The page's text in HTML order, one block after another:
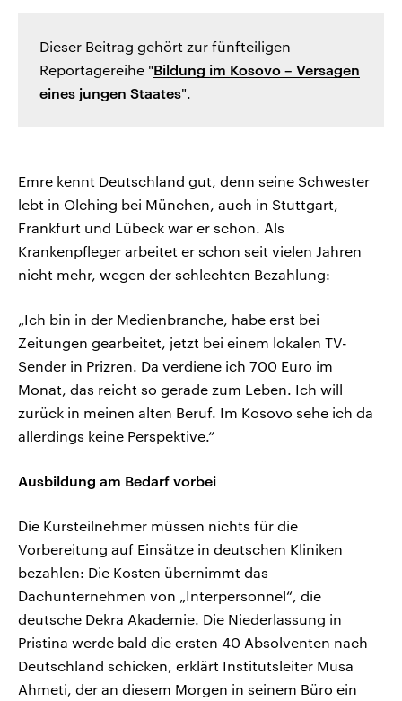
Dieser Beitrag gehört zur fünfteiligen
Reportagereihe "Bildung im Kosovo – Versagen
eines jungen Staates".
Emre kennt Deutschland gut, denn seine Schwester
lebt in Olching bei München, auch in Stuttgart,
Frankfurt und Lübeck war er schon. Als
Krankenpfleger arbeitet er schon seit vielen Jahren
nicht mehr, wegen der schlechten Bezahlung:
„Ich bin in der Medienbranche, habe erst bei
Zeitungen gearbeitet, jetzt bei einem lokalen TV-
Sender in Prizren. Da verdiene ich 700 Euro im
Monat, das reicht so gerade zum Leben. Ich will
zurück in meinen alten Beruf. Im Kosovo sehe ich da
allerdings keine Perspektive.“
Ausbildung am Bedarf vorbei
Die Kursteilnehmer müssen nichts für die
Vorbereitung auf Einsätze in deutschen Kliniken
bezahlen: Die Kosten übernimmt das
Dachunternehmen von „Interpersonnel“, die
deutsche Dekra Akademie. Die Niederlassung in
Pristina werde bald die ersten 40 Absolventen nach
Deutschland schicken, erklärt Institutsleiter Musa
Ahmeti, der an diesem Morgen in seinem Büro ein